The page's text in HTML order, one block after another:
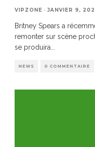
VIPZONE · JANVIER 9,
Britney Spears a
remonter sur scène
se produira
NEWS 0 COMMENTAIRE